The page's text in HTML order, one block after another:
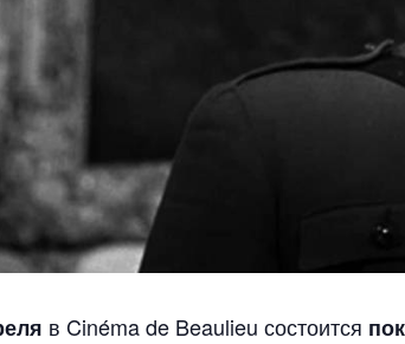
в Cinéma de Beaulieu состоится